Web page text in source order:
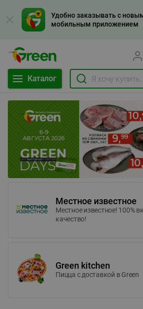
Удобно заказывать с
мобильным приложением
Каталог
Местное известное
Местное известное! 100%
качество!
Green kitchen
Пицца c доставкой в Green